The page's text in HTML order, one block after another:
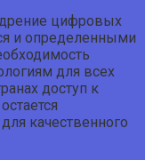
цифровых
и определенными
для всех
доступ к
качественного